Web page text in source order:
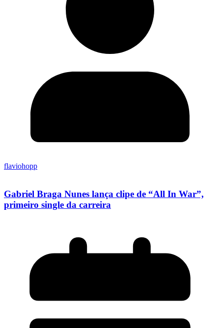
flaviohopp
Gabriel Braga Nunes lança clipe de “All In War”,
primeiro single da carreira